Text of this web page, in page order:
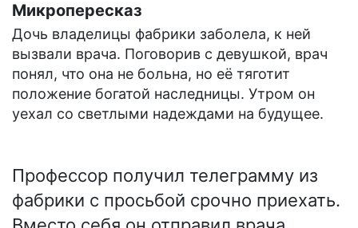
Микропересказ
Дочь владелицы фабрики заболела, к ней
вызвали врача. Поговорив с девушкой, врач
понял, что она не больна, но её тяготит
положение богатой наследницы. Утром он
уехал со светлыми надеждами на будущее.
Профессор получил телеграмму из
фабрики с просьбой срочно приехать.